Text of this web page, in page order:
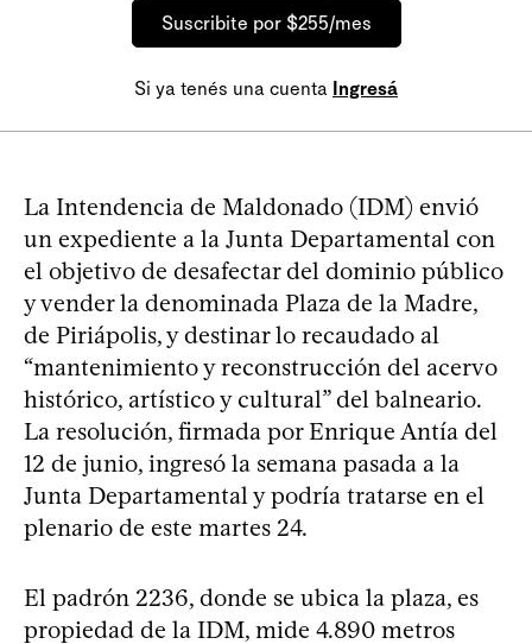
Suscribite por $255/mes
Si ya tenés una cuenta Ingresá
La Intendencia de Maldonado (IDM) envió
un expediente a la Junta Departamental con
el objetivo de desafectar del dominio público
y vender la denominada Plaza de la Madre,
de Piriápolis, y destinar lo recaudado al
“mantenimiento y reconstrucción del acervo
histórico, artístico y cultural” del balneario.
La resolución, firmada por Enrique Antía del
12 de junio, ingresó la semana pasada a la
Junta Departamental y podría tratarse en el
plenario de este martes 24.
El padrón 2236, donde se ubica la plaza, es
propiedad de la IDM, mide 4.890 metros